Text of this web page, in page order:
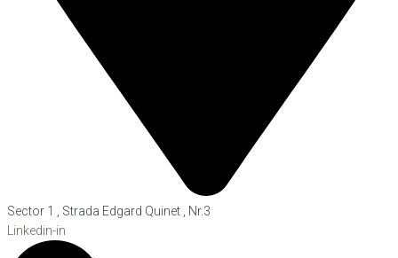
Sector 1 , Strada Edgard Quinet , Nr.3
Linkedin-in